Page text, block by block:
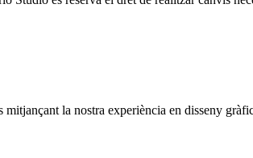
la nostra experiència en disseny